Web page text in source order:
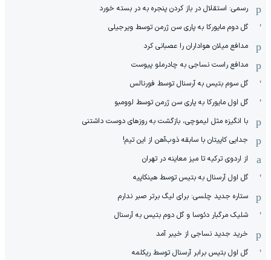
رسمی: استقلال در باز کردن پنجره به در بسته خورد
گل دوم مایورکا به پاری سن ژرمن توسط ویرجیلی
مدافع میلان هواداران را عصبانی کرد
مدافع راست نساجی به چادرملو پیوست
گل سوم بتیس به آرسنال توسط فورنالس
گل اول مایورکا به پاری سن ژرمن توسط لوومبو
با انگیزه مثل لیموچی، بازگشت به روزهای دوست داشتنی
جدایی کاپیتان با سابقه ذوب‌آهن از این تیم!
از اردوی ترکیه تا میز معاینه در تهران
گل اول آرسنال به بتیس توسط هینکاپیه
ستاره جدید چلسی: برای لیگ برتر صبر ندارم
شلیک مرگبار دئوسا و گل دوم بتیس به آرسنال
خرید جدید نساجی از خیبر آمد
گل اول بتیس برابر آرسنال توسط ریکلمه